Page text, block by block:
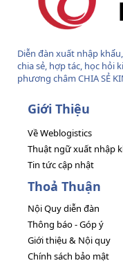
Diễn đàn xuất nhập
chia sẻ, hợp tác, học hỏi
phương châm CHIA SẺ
Giới Thiệu
Về Weblogistics
Thuật ngữ xuất nhập
Tin tức cập nhật
Thoả Thuận
Nội Quy diễn đàn
Thông báo - Góp ý
Giới thiệu & Nội quy
Chính sách bảo mật